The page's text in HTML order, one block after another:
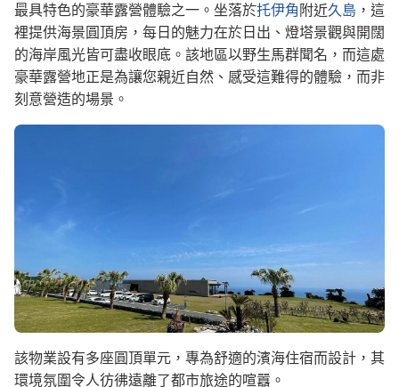
最具特色的豪華露營體驗之一。坐落於托伊角 附近久島 ，這
裡提供海景圓頂房，每日的魅力在於日出、燈塔景觀與開闊
的海岸風光皆可盡收眼底。該地區以野生馬群聞名，而這處
豪華露營地正是為讓您親近自然、感受這難得的體驗，而非
刻意營造的場景。
Image
該物業設有多座圓頂單元，專為舒適的濱海住宿而設計，其
環境氛圍令人彷彿遠離了都市旅途的喧囂。